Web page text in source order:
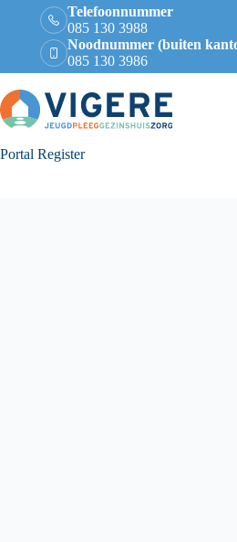
Telefoonnummer
085 130 3988
Noodnummer (buiten
085 130 3986
Portal Register